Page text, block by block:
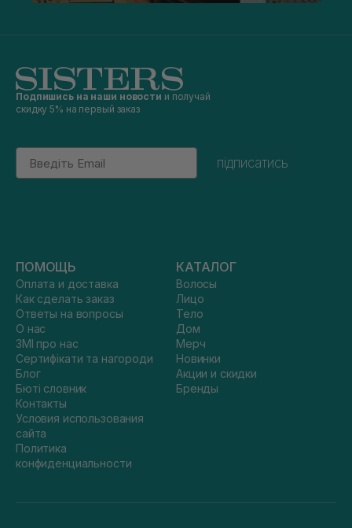
Подпишись на наши новости и получай
скидку 5% на первый заказ
Email
підписатись
ПОМОЩЬ
Оплата и доставка
Как сделать заказ
Ответы на вопросы
О нас
ЗМІ про нас
Сертифікати та нагороди
Блог
Бюті словник
Контакты
Условия использования
сайта
Политика
конфиденциальности
КАТАЛОГ
Волосы
Лицо
Тело
Дом
Мерч
Новинки
Акции и скидки
Бренды